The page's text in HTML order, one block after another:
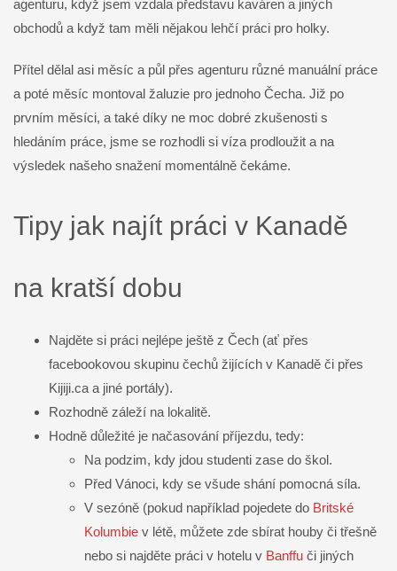
agenturu, když jsem vzdala představu kaváren a jiných
obchodů a když tam měli nějakou lehčí práci pro holky.
Přítel dělal asi měsíc a půl přes agenturu různé manuální práce
a poté měsíc montoval žaluzie pro jednoho Čecha. Již po
prvním měsíci, a také díky ne moc dobré zkušenosti s
hledáním práce, jsme se rozhodli si víza prodloužit a na
výsledek našeho snažení momentálně čekáme.
Tipy jak najít práci v Kanadě
na kratší dobu
Najděte si práci nejlépe ještě z Čech (ať přes
facebookovou skupinu čechů žijících v Kanadě či přes
Kijiji.ca a jiné portály).
Rozhodně záleží na lokalitě.
Hodně důležité je načasování příjezdu, tedy:
Na podzim, kdy jdou studenti zase do škol.
Před Vánoci, kdy se všude shání pomocná síla.
V sezóně (pokud například pojedete do Britské
Kolumbie v létě, můžete zde sbírat houby či třešně
nebo si najděte práci v hotelu v Banffu či jiných